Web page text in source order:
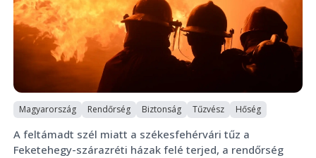
Magyarország Rendőrség Biztonság Tűzvész Hőség
A feltámadt szél miatt a székesfehérvári tűz a
Feketehegy-szárazréti házak felé terjed, a rendőrség